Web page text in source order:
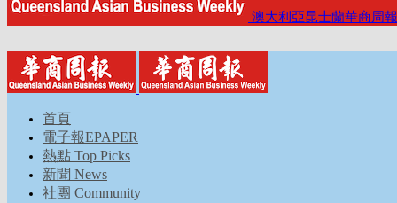
澳大利亞昆士蘭華商周報
首頁
電子報EPAPER
熱點 Top Picks
新聞 News
社團 Community